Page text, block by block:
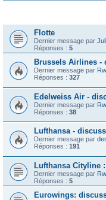
Flotte
Dernier message par
Réponses : 5
Brussels Airlines -
Dernier message par
Réponses : 327
Edelweiss Air -
Dernier message par
Réponses : 38
Lufthansa -
Dernier message par
Réponses : 191
Lufthansa Cityline
Dernier message par
Réponses : 5
Eurowings: